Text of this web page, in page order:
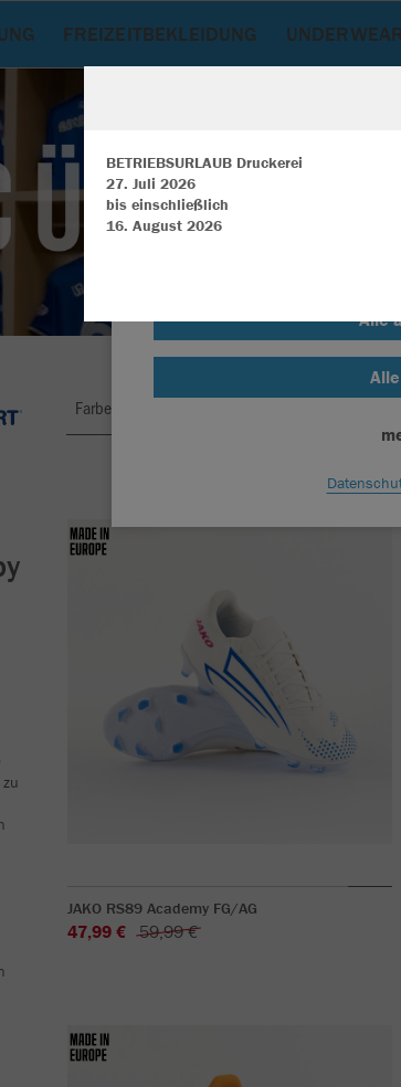
FREIZEITBEKLEIDUNG
Farbe
JAKO RS89 Academy FG/AG
47,99 € 59,99 €
BETRIEBSURLAUB Druckerei
27. Juli 2026
bis einschließlich
16. August 2026
Wir verwenden Cookies
Durch die Analyse der
Alle